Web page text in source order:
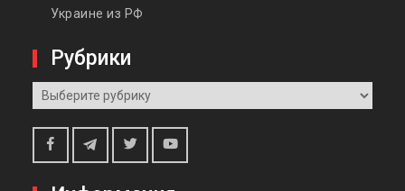
Украине из РФ
Рубрики
Рубрики
Facebook
Telegram
TwitterYoutube